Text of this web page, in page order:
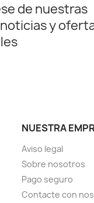
de nuestras
y
NUESTRA
Aviso legal
Sobre nosotros
Pago seguro
Contacte con